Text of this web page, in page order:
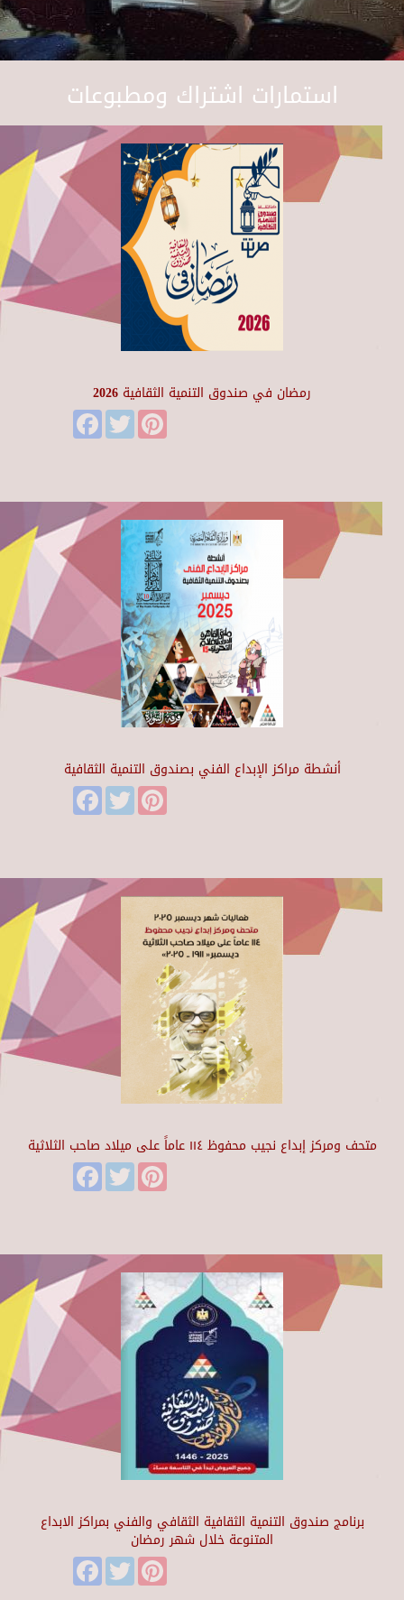
استمارات اشتراك ومطبوعات
رمضان في صندوق التنمية الثقافية 2026
FacebookTwitter
أنشطة مراكز الإبداع الفني بصندوق التنمية الثقافية
FacebookTwitter
متحف ومركز إبداع نجيب محفوظ ١١٤ عاماً على ميلاد صاحب الثلاثية
FacebookTwitter
برنامج صندوق التنمية الثقافية الثقافي والفني بمراكز الابداع
المتنوعة خلال شهر رمضان
FacebookTwitter